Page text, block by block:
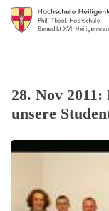
28. Nov
unsere